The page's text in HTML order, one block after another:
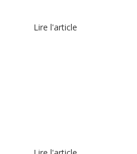
Lire l'article